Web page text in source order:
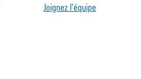
Joignez l'équipe